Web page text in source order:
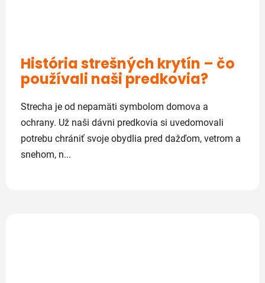
História strešných krytín – čo
používali naši predkovia?
Strecha je od nepamäti symbolom domova a
ochrany. Už naši dávni predkovia si uvedomovali
potrebu chrániť svoje obydlia pred dažďom, vetrom a
snehom, n...